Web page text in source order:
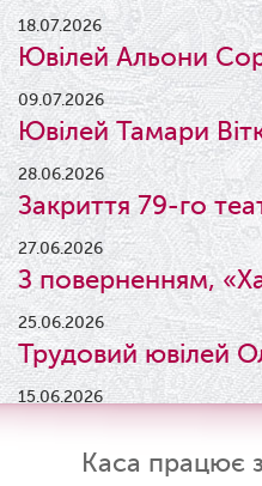
18.07.2026
Ювілей Альони
09.07.2026
Ювілей Тамари
28.06.2026
Закриття 79-го
27.06.2026
З поверненням,
25.06.2026
Трудовий ювілей
15.06.2026
Результати
09.06.2026Каса працює